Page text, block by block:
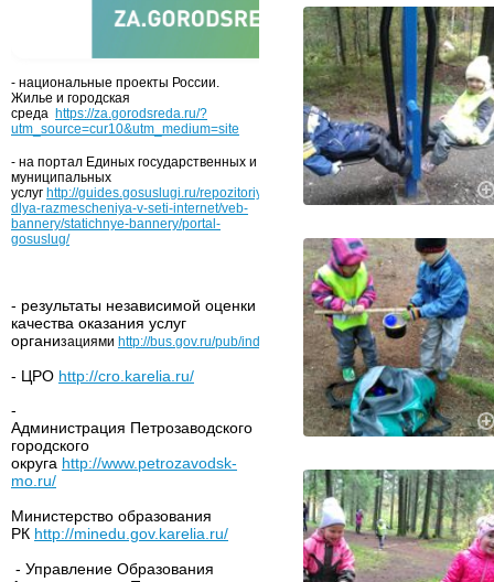
- национальные проекты России.
Жилье и городская
среда https://za.gorodsreda.ru/?
utm_source=cur10&utm_medium=site
- на портал Единых государственных и
муниципальных
услуг http://guides.gosuslugi.ru/repozitoriy/materialy-
dlya-razmescheniya-v-seti-internet/veb-
bannery/statichnye-bannery/portal-
gosuslug/
- результаты независимой оценки
качества оказания услуг
организациями http://bus.gov.ru/pub/independentRating/list
- ЦРО http://cro.karelia.ru/
-
Администрация Петрозаводского
городского
округа http://www.petrozavodsk-
mo.ru/
Министерство образования
РК http://minedu.gov.karelia.ru/
- Управление Образования